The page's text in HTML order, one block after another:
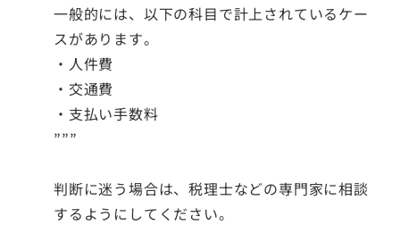
一般的には、以下の科目で計上されているケー
スがあります。
・人件費
・交通費
・支払い手数料
”””
判断に迷う場合は、税理士などの専門家に相談
するようにしてください。